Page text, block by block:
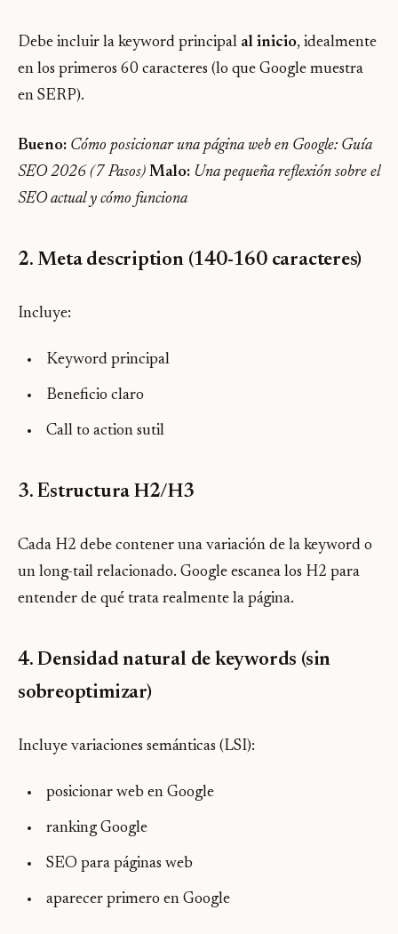
Debe incluir la keyword principal al inicio, idealmente
en los primeros 60 caracteres (lo que Google muestra
en SERP).
Bueno: Cómo posicionar una página web en Google: Guía
SEO 2026 (7 Pasos) Malo: Una pequeña reflexión sobre el
SEO actual y cómo funciona
2. Meta description (140-160 caracteres)
Incluye:
Keyword principal
Beneficio claro
Call to action sutil
3. Estructura H2/H3
Cada H2 debe contener una variación de la keyword o
un long-tail relacionado. Google escanea los H2 para
entender de qué trata realmente la página.
4. Densidad natural de keywords (sin
sobreoptimizar)
Incluye variaciones semánticas (LSI):
posicionar web en Google
ranking Google
SEO para páginas web
aparecer primero en Google